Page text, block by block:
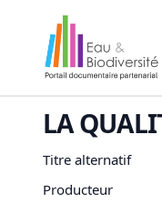
LA
Titre alternatif
Producteur